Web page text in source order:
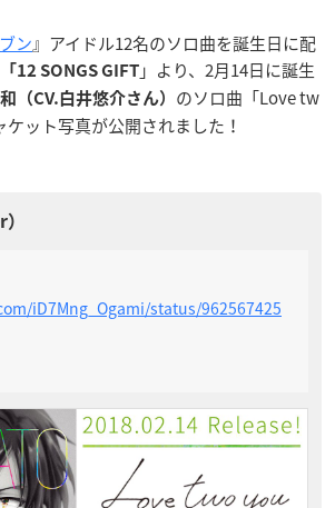
ン』アイドル12名のソロ曲を誕生日に配
「12 SONGS GIFT 」より、2月14日に誕生
（CV.白井悠介さん） のソロ曲「Love tw
ット写真が公開されました！
iD7Mng_Ogami/status/962567425